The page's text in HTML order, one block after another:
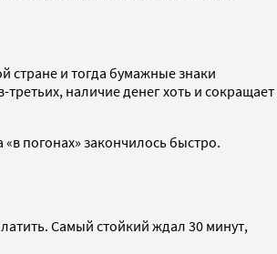
стране и тогда бумажные знаки
наличие денег хоть и сокращает
погонах» закончилось быстро.
Самый стойкий ждал 30 минут,